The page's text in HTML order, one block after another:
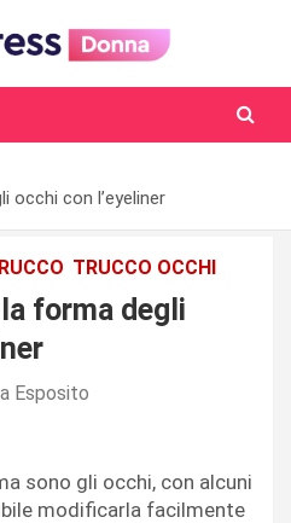
occhi con l’eyeliner
TRUCCO OCCHI
forma degli
Esposito
sono gli occhi, con alcuni
modificarla facilmente